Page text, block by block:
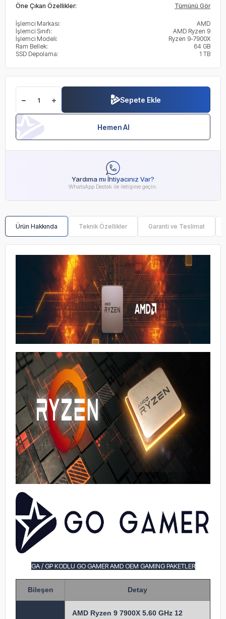
Öne Çıkan Özellikler: Tümünü Gör
İşlemci Markası:
AMD
İşlemci Sınıfı:
AMD Ryzen 9
İşlemci Modeli:
Ryzen 9-7900X
Ram Bellek:
64 GB
SSD Depolama:
1 TB
Sepete Ekle
Hemen Al
Yardıma mı İhtiyacınız Var?
WhatsApp Destek ile iletişime geçin.
Ürün Hakkında Teknik Özellikler Garanti ve Teslimat
GA / GP KODLU GO GAMER AMD OEM GAMING PAKETLER
Bileşen Detay
AMD Ryzen 9 7900X 5.60 GHz 12